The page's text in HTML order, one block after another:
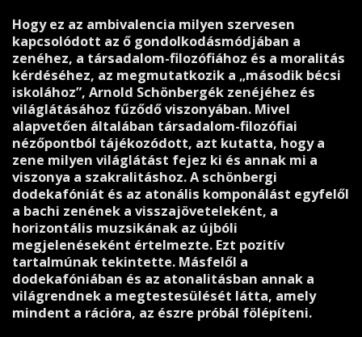
Hogy ez az ambivalencia milyen szervesen
kapcsolódott az ő gondolkodásmódjában a
zenéhez, a társadalom-filozófiához és a moralitás
kérdéséhez, az megmutatkozik a „második bécsi
iskolához”, Arnold Schönbergék zenéjéhez és
világlátásához fűződő viszonyában. Mivel
alapvetően általában társadalom-filozófiai
nézőpontból tájékozódott, azt kutatta, hogy a
zene milyen világlátást fejez ki és annak mi a
viszonya a szakralitáshoz. A schönbergi
dodekafóniát és az atonális komponálást egyfelől
a bachi zenének a visszajöveteleként, a
horizontális muzsikának az újbóli
megjelenéseként értelmezte. Ezt pozitív
tartalmúnak tekintette. Másfelől a
dodekafóniában és az atonalitásban annak a
világrendnek a megtestesülését látta, amely
mindent a rációra, az észre próbál fölépíteni.